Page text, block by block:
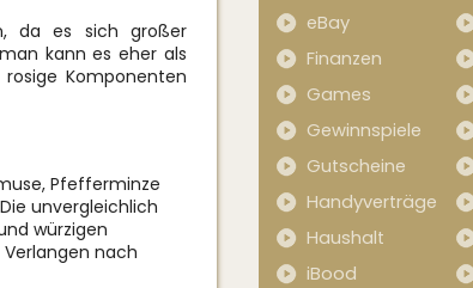
da es sich großer
kann es eher als
Komponenten
Pfefferminze
unvergleichlich
würzigen
nach
eBay
Finanzen
Games
Gewinnspiele
Gutscheine
Handyverträge
Haushalt
iBood